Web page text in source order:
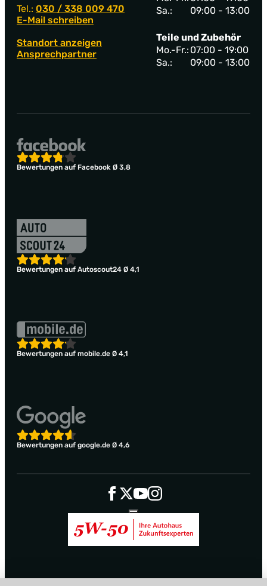
Tel.: 030 / 338 009 470
E-Mail schreiben
Standort anzeigen
Ansprechpartner
Sa.:
09:00 - 13:00
Teile und Zubehör
Mo.-Fr.: 07:00 - 19:00
Sa.:
09:00 - 13:00
Bewertungen auf Facebook Ø 3,8
Bewertungen auf Autoscout24 Ø 4,1
Bewertungen auf mobile.de Ø 4,1
Bewertungen auf google.de Ø 4,6